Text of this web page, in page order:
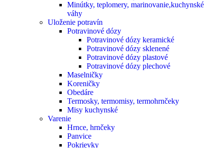
Minútky, teplomery, marinovanie,kuchynské
váhy
Uloženie potravín
Potravinové dózy
Potravinové dózy keramické
Potravinové dózy sklenené
Potravinové dózy plastové
Potravinové dózy plechové
Maselničky
Koreničky
Obedáre
Termosky, termomisy, termohrnčeky
Misy kuchynské
Varenie
Hrnce, hrnčeky
Panvice
Pokrievky